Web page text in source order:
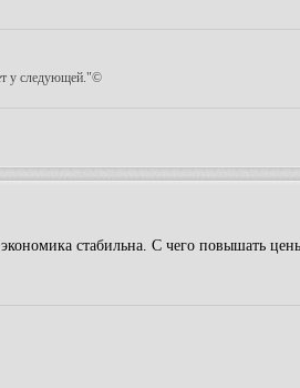
у следующей."©
стабильна. С чего повышать